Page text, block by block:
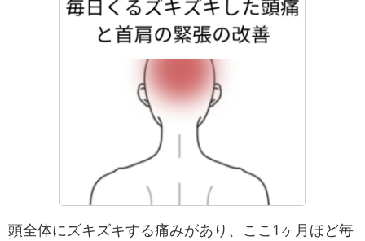
頭全体にズキズキする痛みがあり、ここ1ヶ月ほど毎